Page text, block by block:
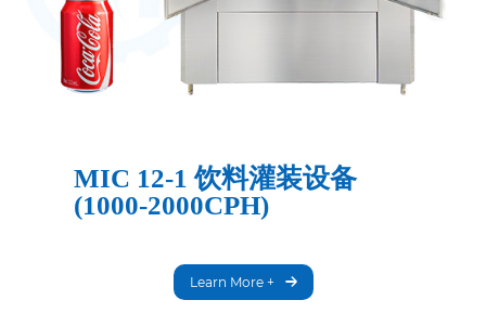
MIC 12-1 饮料灌装设备
(1000-2000CPH)
Learn More +